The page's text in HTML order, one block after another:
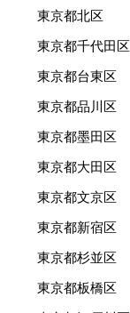
東京都北区
東京都千代田区
東京都台東区
東京都品川区
東京都墨田区
東京都大田区
東京都文京区
東京都新宿区
東京都杉並区
東京都板橋区